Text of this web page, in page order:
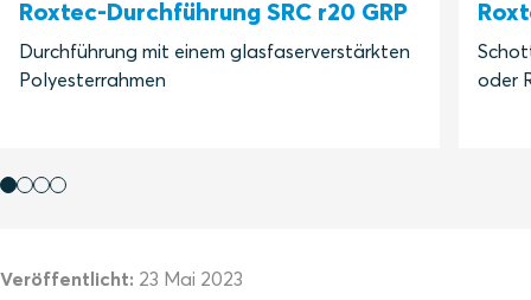
Roxtec-Durchführung SRC r20 GRP
Durchführung mit einem glasfaserverstärkten
Polyesterrahmen
oder
Veröffentlicht: 23 Mai 2023